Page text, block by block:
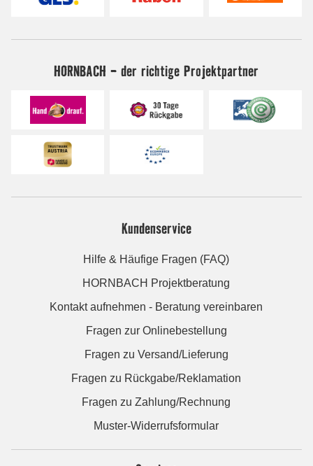
HORNBACH - der richtige Projektpartner
Kundenservice
Hilfe & Häufige Fragen (FAQ)
HORNBACH Projektberatung
Kontakt aufnehmen - Beratung vereinbaren
Fragen zur Onlinebestellung
Fragen zu Versand/Lieferung
Fragen zu Rückgabe/Reklamation
Fragen zu Zahlung/Rechnung
Muster-Widerrufsformular